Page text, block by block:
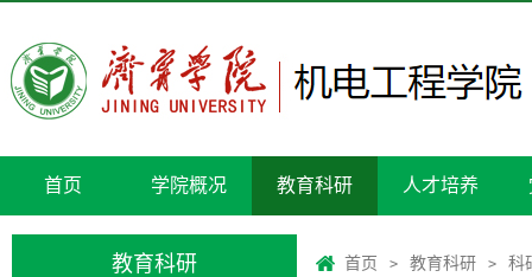
首页 学院概况 教育科研 人才培养
教育科研 首页 > 教育科研 > 科